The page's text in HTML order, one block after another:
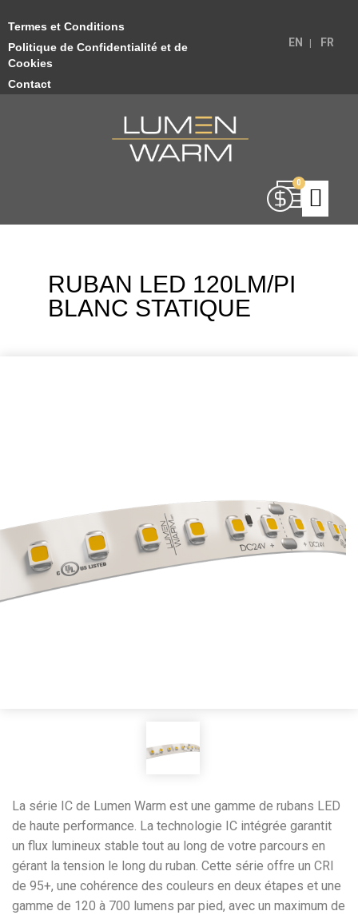
Termes et Conditions
Politique de Confidentialité et de
Cookies
Contact
EN FR
RUBAN LED 120LM/PI
BLANC STATIQUE
La série IC de Lumen Warm est une gamme de rubans LED
de haute performance. La technologie IC intégrée garantit
un flux lumineux stable tout au long de votre parcours en
gérant la tension le long du ruban. Cette série offre un CRI
de 95+, une cohérence des couleurs en deux étapes et une
gamme de 120 à 700 lumens par pied, avec un maximum de